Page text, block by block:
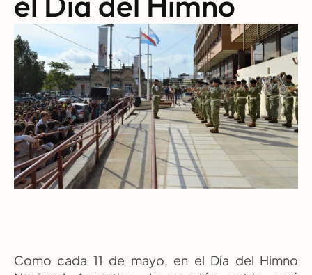
Como cada 11 de mayo, en el Día del Himno